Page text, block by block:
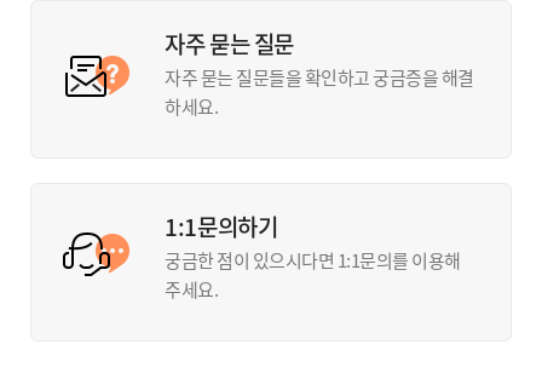
자주 묻는 질문
자주 묻는 질문들을 확인하고 궁금증을 해결
하세요.
1:1문의하기
궁금한 점이 있으시다면 1:1문의를 이용해
주세요.